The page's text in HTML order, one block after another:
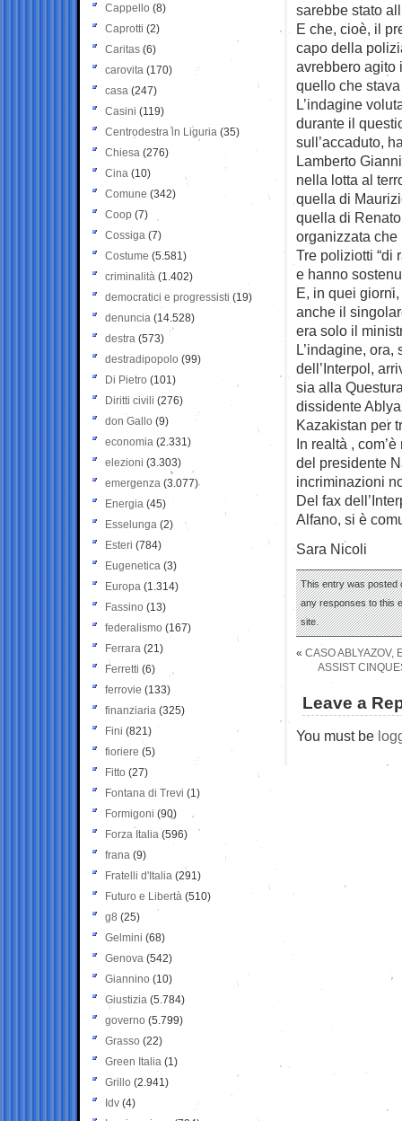
sarebbe stato
E che, cioè, il
capo della
avrebbero agito
quello che
L’indagine
durante il
sull’accaduto,
Lamberto
nella lotta al
quella di
quella di
organizzata
Tre poliziotti “di
e hanno
E, in quei
anche il
era solo il
L’indagine,
dell’Interpol,
sia alla
dissidente
Kazakistan per
In realtà ,
del presidente
incriminazioni
Del fax
Alfano, si è
Sara Nicoli
This entry was posted
any responses to this
site.
« CASO ABLYAZOV,
ASSIST
Leave a
You must be
Cappello (8)
Caprotti (2)
Caritas (6)
carovita (170)
casa (247)
Casini (119)
Centrodestra in Liguria (35)
Chiesa (276)
Cina (10)
Comune (342)
Coop (7)
Cossiga (7)
Costume (5.581)
criminalità (1.402)
democratici e progressisti (19)
denuncia (14.528)
destra (573)
destradipopolo (99)
Di Pietro (101)
Diritti civili (276)
don Gallo (9)
economia (2.331)
elezioni (3.303)
emergenza (3.077)
Energia (45)
Esselunga (2)
Esteri (784)
Eugenetica (3)
Europa (1.314)
Fassino (13)
federalismo (167)
Ferrara (21)
Ferretti (6)
ferrovie (133)
finanziaria (325)
Fini (821)
fioriere (5)
Fitto (27)
Fontana di Trevi (1)
Formigoni (90)
Forza Italia (596)
frana (9)
Fratelli d'Italia (291)
Futuro e Libertà (510)
g8 (25)
Gelmini (68)
Genova (542)
Giannino (10)
Giustizia (5.784)
governo (5.799)
Grasso (22)
Green Italia (1)
Grillo (2.941)
Idv (4)